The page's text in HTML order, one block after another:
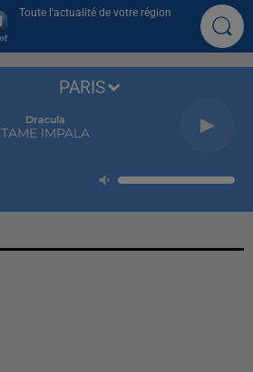
Toute l'actualité de votre région
Dracula
TAME IMPALA
PARIS